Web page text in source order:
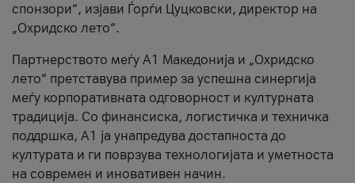
спонзори“, изјави Ѓорѓи Цуцковски, директор на
„Охридско лето“.
Партнерството меѓу A1 Македонија и „Охридско
лето“ претставува пример за успешна синергија
меѓу корпоративната одговорност и културната
традиција. Со финансиска, логистичка и техничка
поддршка, A1 ја унапредува достапноста до
културата и ги поврзува технологијата и уметноста
на современ и иновативен начин.